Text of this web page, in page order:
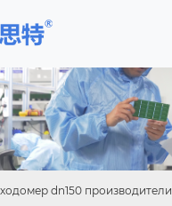
dn150 производители